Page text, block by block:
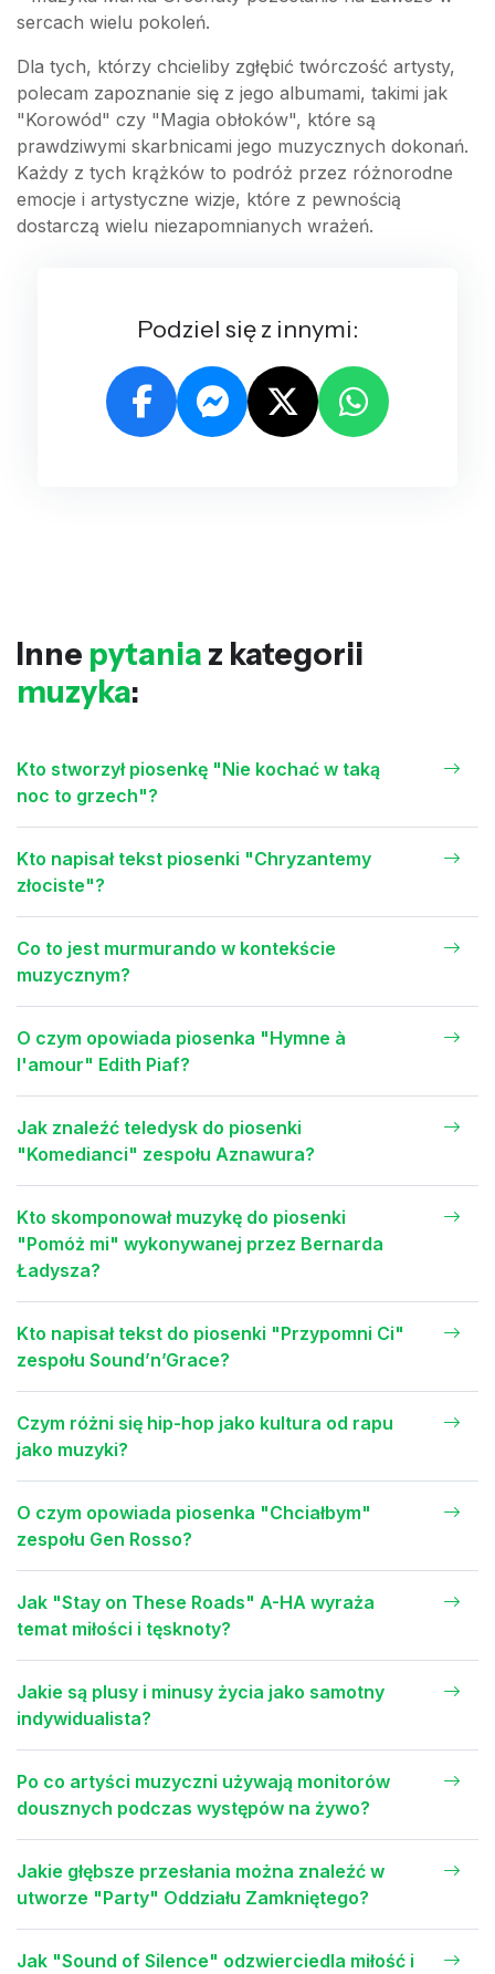
sercach wielu pokoleń.
Dla tych, którzy chcieliby zgłębić twórczość artysty,
polecam zapoznanie się z jego albumami, takimi jak
"Korowód" czy "Magia obłoków", które są
prawdziwymi skarbnicami jego muzycznych dokonań.
Każdy z tych krążków to podróż przez różnorodne
emocje i artystyczne wizje, które z pewnością
dostarczą wielu niezapomnianych wrażeń.
Podziel się z innymi:
Inne pytania z kategorii
muzyka:
Kto stworzył piosenkę "Nie kochać w taką
noc to grzech"?
Kto napisał tekst piosenki "Chryzantemy
złociste"?
Co to jest murmurando w kontekście
muzycznym?
O czym opowiada piosenka "Hymne à
l'amour" Edith Piaf?
Jak znaleźć teledysk do piosenki
"Komedianci" zespołu Aznawura?
Kto skomponował muzykę do piosenki
"Pomóż mi" wykonywanej przez Bernarda
Ładysza?
Kto napisał tekst do piosenki "Przypomni Ci"
zespołu Sound’n’Grace?
Czym różni się hip-hop jako kultura od rapu
jako muzyki?
O czym opowiada piosenka "Chciałbym"
zespołu Gen Rosso?
Jak "Stay on These Roads" A-HA wyraża
temat miłości i tęsknoty?
Jakie są plusy i minusy życia jako samotny
indywidualista?
Po co artyści muzyczni używają monitorów
dousznych podczas występów na żywo?
Jakie głębsze przesłania można znaleźć w
utworze "Party" Oddziału Zamkniętego?
Jak "Sound of Silence" odzwierciedla miłość i